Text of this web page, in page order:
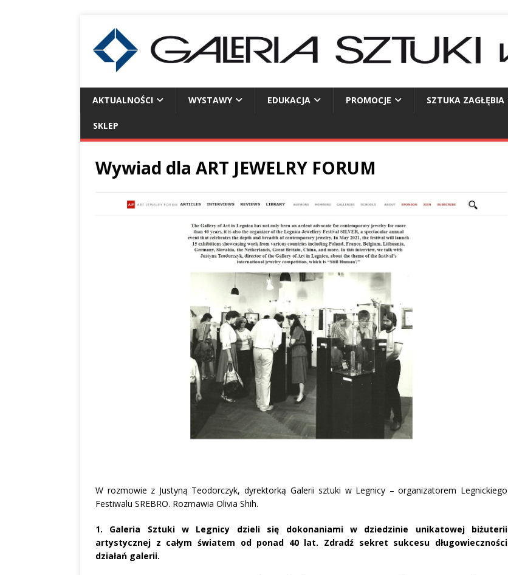
AKTUALNOŚCI WYSTAWY EDUKACJA PROMOCJE SZTUKA ZAGŁĘBIA
SKLEP
Wywiad dla ART JEWELRY FORUM
W rozmowie z Justyną Teodorczyk, dyrektorką Galerii sztuki w Legnicy – organizatorem Legnickiego
Festiwalu SREBRO. Rozmawia Olivia Shih.
1. Galeria Sztuki w Legnicy dzieli się dokonaniami w dziedzinie unikatowej biżuterii
artystycznej z całym światem od ponad 40 lat. Zdradź sekret sukcesu długowieczności
działań galerii.